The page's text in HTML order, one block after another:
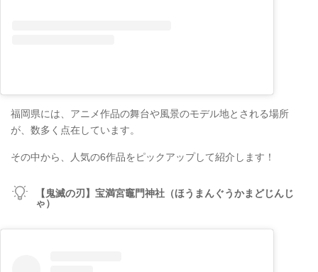
福岡県には、アニメ作品の舞台や風景のモデル地とされる場所
が、数多く点在しています。
その中から、人気の6作品をピックアップして紹介します！
【鬼滅の刃】宝満宮竈門神社（ほうまんぐうかまどじんじ
ゃ）